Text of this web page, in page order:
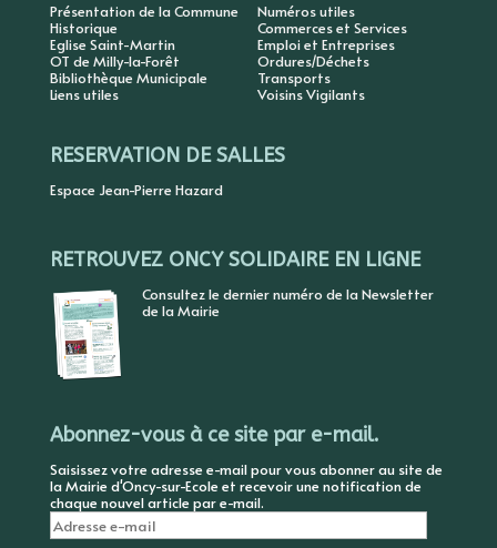
Présentation de la Commune
Historique
Eglise Saint-Martin
OT de Milly-la-Forêt
Bibliothèque Municipale
Liens utiles
Numéros utiles
Commerces et Services
Emploi et Entreprises
Ordures/Déchets
Transports
Voisins Vigilants
RESERVATION DE SALLES
Espace Jean-Pierre Hazard
RETROUVEZ ONCY SOLIDAIRE EN LIGNE
Consultez le dernier numéro de la Newsletter
de la Mairie
Abonnez-vous à ce site par e-mail.
Saisissez votre adresse e-mail pour vous abonner au site de
la Mairie d'Oncy-sur-Ecole et recevoir une notification de
chaque nouvel article par e-mail.
Adresse
e-